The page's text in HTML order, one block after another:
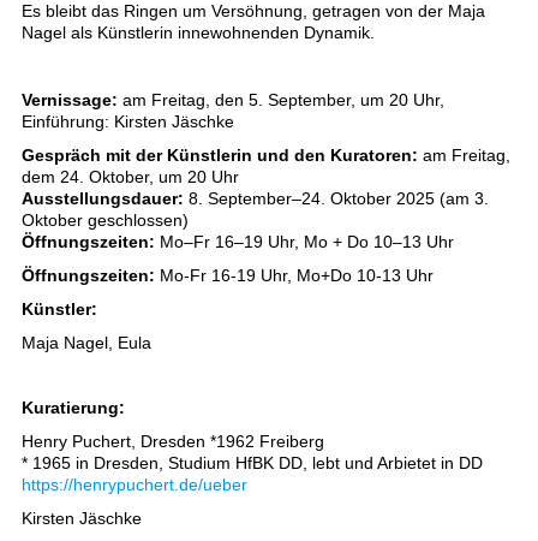
Es bleibt das Ringen um Versöhnung, getragen von der Maja
Nagel als Künstlerin innewohnenden Dynamik.
Vernissage: am Freitag, den 5. September, um 20 Uhr,
Einführung: Kirsten Jäschke
Gespräch mit der Künstlerin und den Kuratoren: am Freitag,
dem 24. Oktober, um 20 Uhr
Ausstellungsdauer: 8. September–24. Oktober 2025 (am 3.
Oktober geschlossen)
Öffnungszeiten: Mo–Fr 16–19 Uhr, Mo + Do 10–13 Uhr
Öffnungszeiten: Mo-Fr 16-19 Uhr, Mo+Do 10-13 Uhr
Künstler:
Maja Nagel, Eula
Kuratierung:
Henry Puchert, Dresden *1962 Freiberg
* 1965 in Dresden, Studium HfBK DD, lebt und Arbietet in DD
https://henrypuchert.de/ueber
Kirsten Jäschke